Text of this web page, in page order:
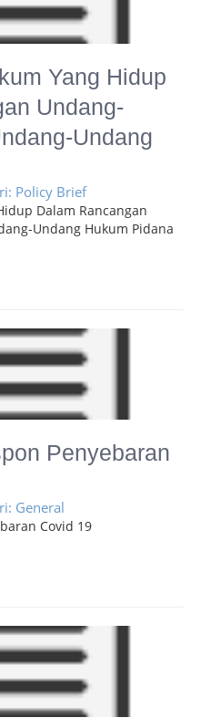
Yang Hidup
Undang-
Undang
Policy Brief
Dalam Rancangan
Undang Hukum Pidana
Penyebaran
General
Covid 19